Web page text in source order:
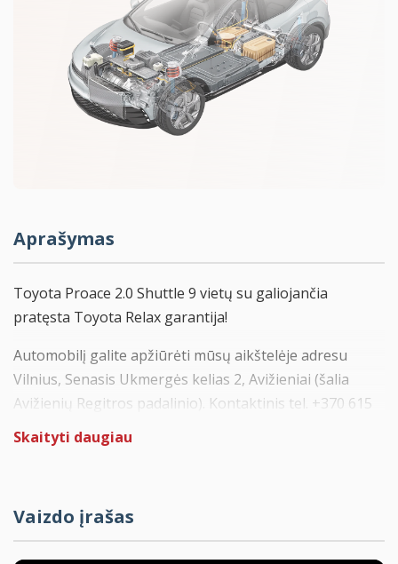
Aprašymas
Toyota Proace 2.0 Shuttle 9 vietų su galiojančia
pratęsta Toyota Relax garantija!
Automobilį galite apžiūrėti mūsų aikštelėje adresu
Vilnius, Senasis Ukmergės kelias 2, Avižieniai (šalia
Avižienių Regitros padalinio). Kontaktinis tel. +370 615
74253
pratęsti iki 10 metų arba 185.000 km.
Skaityti daugiau
Vaizdo įrašas